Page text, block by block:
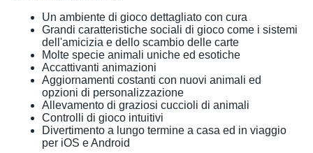
Un ambiente di gioco dettagliato con cura
Grandi caratteristiche sociali di gioco come i sistemi
dell'amicizia e dello scambio delle carte
Molte specie animali uniche ed esotiche
Accattivanti animazioni
Aggiornamenti costanti con nuovi animali ed
opzioni di personalizzazione
Allevamento di graziosi cuccioli di animali
Controlli di gioco intuitivi
Divertimento a lungo termine a casa ed in viaggio
per iOS e Android